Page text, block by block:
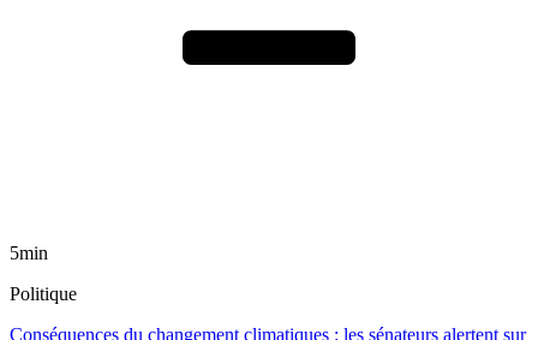
5min
Politique
Conséquences du changement climatiques : les sénateurs alertent sur